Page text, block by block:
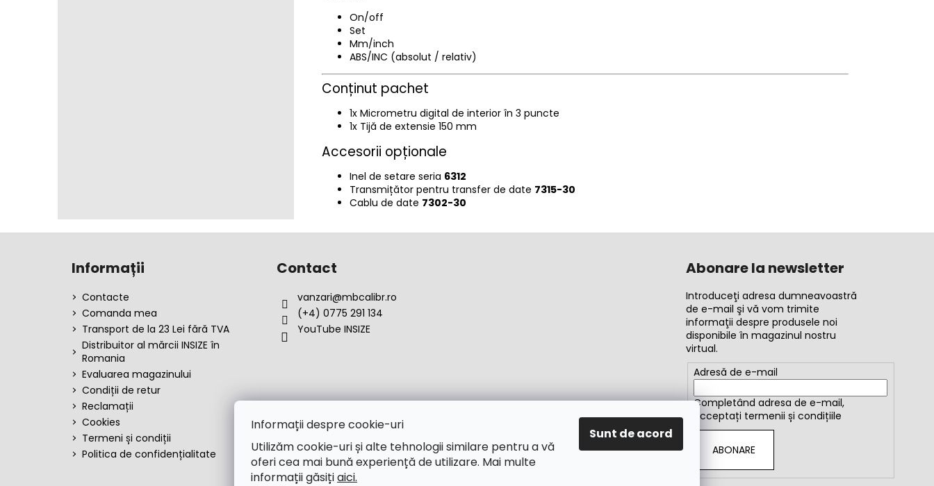
Informații despre cookie-uri
Utilizăm cookie-uri și alte tehnologii similare pentru a vă
oferi cea mai bună experiență de utilizare. Mai multe
informații găsițiaici.
Sunt de acord
On/off
Set
Mm/inch
ABS/INC (absolut / relativ)
Conținut pachet
1x Micrometru digital de interior în 3 puncte
1x Tijă de extensie 150 mm
Accesorii opționale
Inel de setare seria 6312
Transmițător pentru transfer de date 7315-30
Cablu de date 7302-30
Informații
Contacte
Comanda mea
Transport de la 23 Lei fără TVA
Distribuitor al mărcii INSIZE în
Romania
Evaluarea magazinului
Condiții de retur
Reclamații
Cookies
Termeni și condiții
Politica de confidențialitate
Contact
vanzari@mbcalibr.ro
(+4) 0775 291 134
YouTube INSIZE
Abonare la newsletter
Introduceţi adresa dumneavoastră
de e-mail şi vă vom trimite
informaţii despre produsele noi
disponibile în magazinul nostru
virtual.
Adresă de e-mail
Completând adresa de e-mail,
acceptați termenii și condițiile
ABONARE